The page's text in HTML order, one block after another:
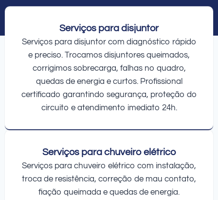
Serviços para disjuntor
Serviços para disjuntor com diagnóstico rápido
e preciso. Trocamos disjuntores queimados,
corrigimos sobrecarga, falhas no quadro,
quedas de energia e curtos. Profissional
certificado garantindo segurança, proteção do
circuito e atendimento imediato 24h.
Serviços para chuveiro elétrico
Serviços para chuveiro elétrico com instalação,
troca de resistência, correção de mau contato,
fiação queimada e quedas de energia.